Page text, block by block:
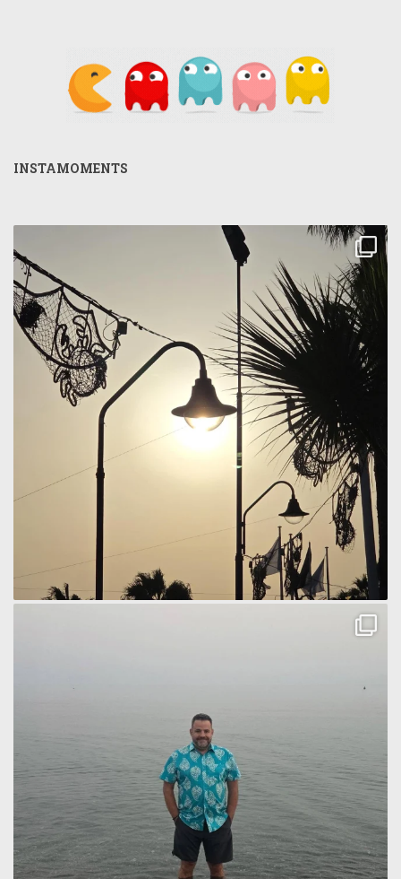
INSTAMOMENTS